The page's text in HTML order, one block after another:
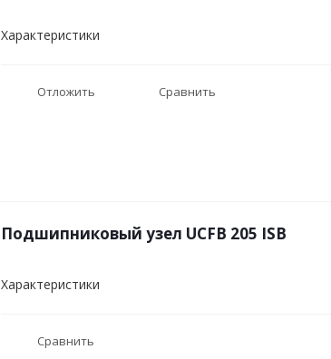
Характеристики
Отложить Сравнить
Подшипниковый узел UCFB 205 ISB
Характеристики
Сравнить